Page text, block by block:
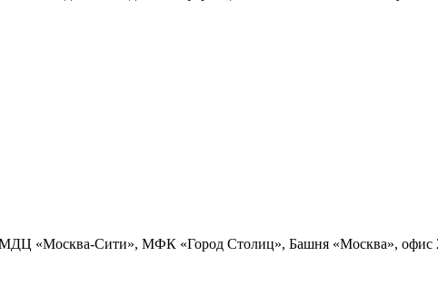
«Москва-Сити», МФК «Город Столиц», Башня «Москва», офис